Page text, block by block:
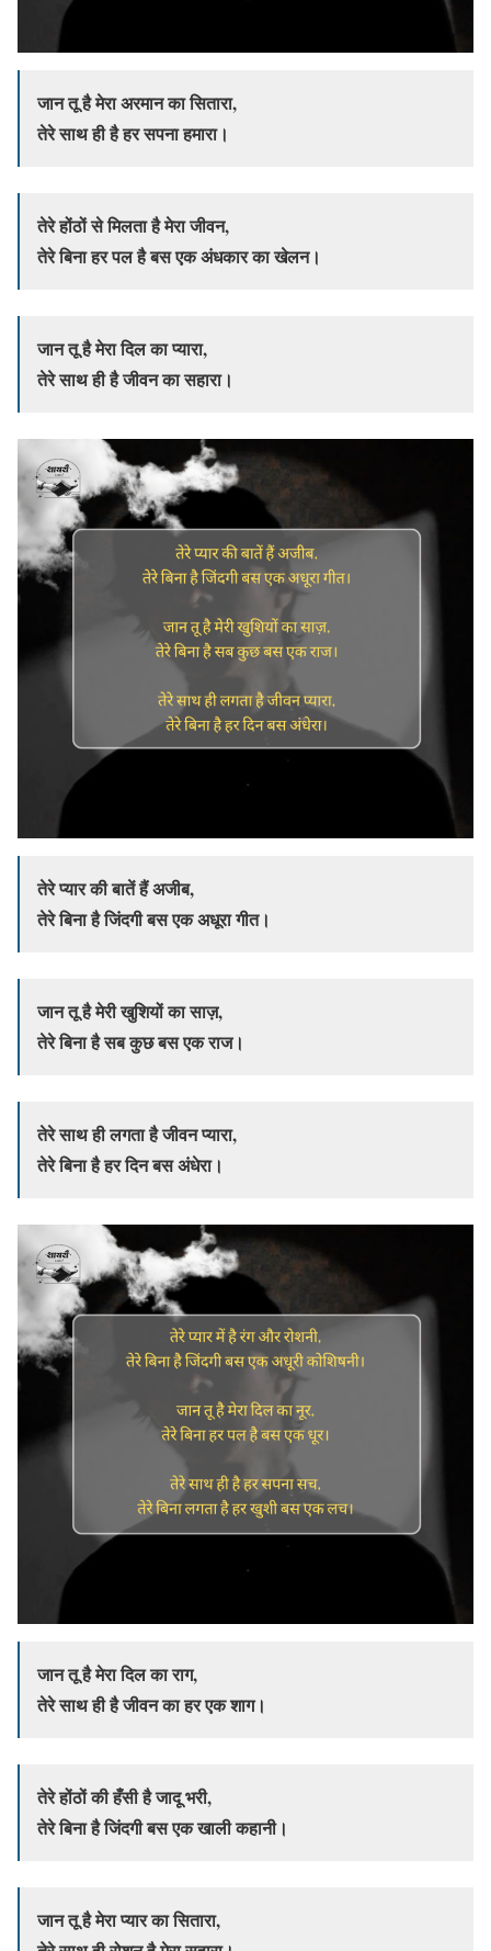
जान तू है मेरा अरमान का सितारा,
तेरे साथ ही है हर सपना हमारा।
तेरे होंठों से मिलता है मेरा जीवन,
तेरे बिना हर पल है बस एक अंधकार का खेलन।
जान तू है मेरा दिल का प्यारा,
तेरे साथ ही है जीवन का सहारा।
तेरे प्यार की बातें हैं अजीब,
तेरे बिना है जिंदगी बस एक अधूरा गीत।
जान तू है मेरी खुशियों का साज़,
तेरे बिना है सब कुछ बस एक राज।
तेरे साथ ही लगता है जीवन प्यारा,
तेरे बिना है हर दिन बस अंधेरा।
जान तू है मेरा दिल का राग,
तेरे साथ ही है जीवन का हर एक शाग।
तेरे होंठों की हँसी है जादू भरी,
तेरे बिना है जिंदगी बस एक खाली कहानी।
जान तू है मेरा प्यार का सितारा,